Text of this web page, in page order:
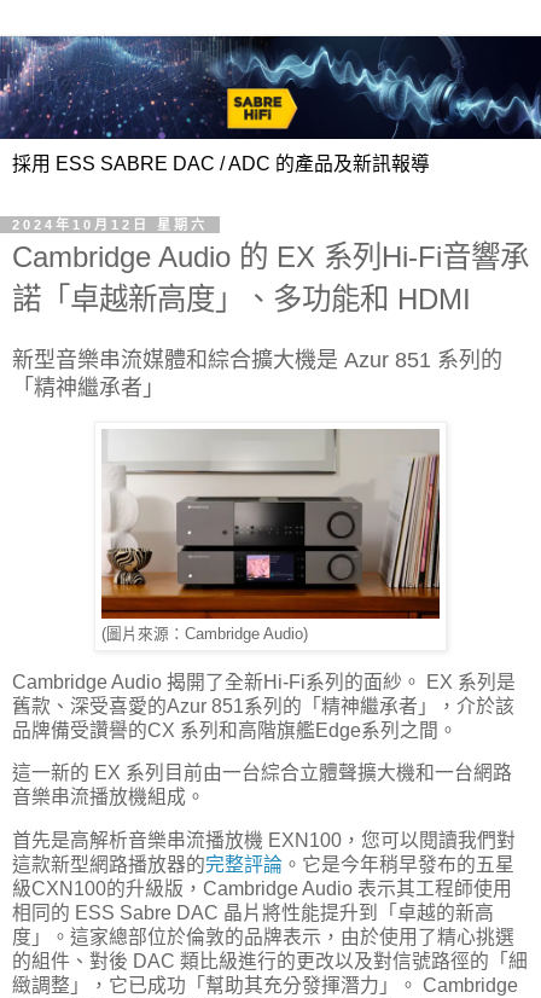
採用 ESS SABRE DAC / ADC 的產品及新訊報導
2024年10月12日 星期六
Cambridge Audio 的 EX 系列Hi-Fi音響承
諾「卓越新高度」、多功能和 HDMI
新型音樂串流媒體和綜合擴大機是 Azur 851 系列的
「精神繼承者」
(圖片來源：Cambridge Audio)
Cambridge Audio 揭開了全新Hi-Fi系列的面紗。 EX 系列是
舊款、深受喜愛的Azur 851系列的「精神繼承者」，介於該
品牌備受讚譽的CX 系列和高階旗艦Edge系列之間。
這一新的 EX 系列目前由一台綜合立體聲擴大機和一台網路
音樂串流播放機組成。
首先是高解析音樂串流播放機 EXN100，您可以閱讀我們對
這款新型網路播放器的完整評論 。它是今年稍早發布的五星
級CXN100的升級版，Cambridge Audio 表示其工程師使用
相同的 ESS Sabre DAC 晶片將性能提升到「卓越的新高
度」。這家總部位於倫敦的品牌表示，由於使用了精心挑選
的組件、對後 DAC 類比級進行的更改以及對信號路徑的「細
緻調整」，它已成功「幫助其充分發揮潛力」。 Cambridge